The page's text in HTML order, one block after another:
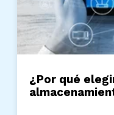
¿Por qué